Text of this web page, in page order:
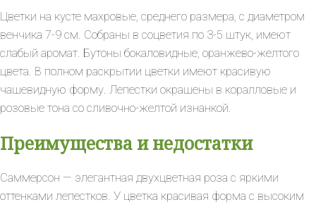
Цветки на кусте махровые, среднего размера, с диаметром
венчика 7-9 см. Собраны в соцветия по 3-5 штук, имеют
слабый аромат. Бутоны бокаловидные, оранжево-желтого
цвета. В полном раскрытии цветки имеют красивую
чашевидную форму. Лепестки окрашены в коралловые и
розовые тона со сливочно-желтой изнанкой.
Преимущества и недостатки
Саммерсон — элегантная двухцветная роза с яркими
оттенками лепестков. У цветка красивая форма с высоким